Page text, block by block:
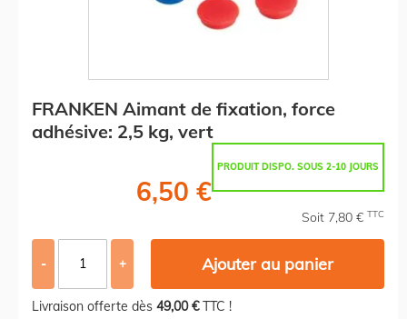
FRANKEN Aimant de fixation, force
adhésive: 2,5 kg, vert
PRODUIT DISPO. SOUS 2-10 JOURS
6,50 €
Soit 7,80 € TTC
- + Ajouter au panier
Livraison offerte dès 49,00 €TTC !